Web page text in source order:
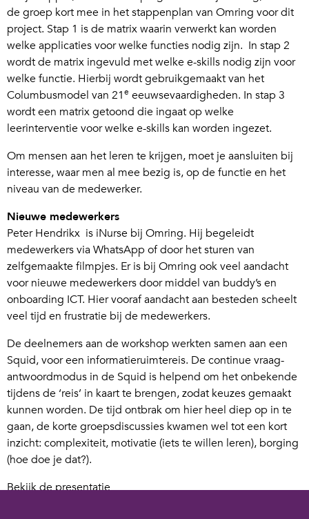
de groep kort mee in het stappenplan van Omring voor dit
project. Stap 1 is de matrix waarin verwerkt kan worden
welke applicaties voor welke functies nodig zijn. In stap 2
wordt de matrix ingevuld met welke e-skills nodig zijn voor
welke functie. Hierbij wordt gebruikgemaakt van het
Columbusmodel van 21e eeuwsevaardigheden. In stap 3
wordt een matrix getoond die ingaat op welke
leerinterventie voor welke e-skills kan worden ingezet.
Om mensen aan het leren te krijgen, moet je aansluiten bij
interesse, waar men al mee bezig is, op de functie en het
niveau van de medewerker.
Nieuwe medewerkers
Peter Hendrikx is iNurse bij Omring. Hij begeleidt
medewerkers via WhatsApp of door het sturen van
zelfgemaakte filmpjes. Er is bij Omring ook veel aandacht
voor nieuwe medewerkers door middel van buddy’s en
onboarding ICT. Hier vooraf aandacht aan besteden scheelt
veel tijd en frustratie bij de medewerkers.
De deelnemers aan de workshop werkten samen aan een
Squid, voor een informatieruimtereis. De continue vraag-
antwoordmodus in de Squid is helpend om het onbekende
tijdens de ‘reis’ in kaart te brengen, zodat keuzes gemaakt
kunnen worden. De tijd ontbrak om hier heel diep op in te
gaan, de korte groepsdiscussies kwamen wel tot een kort
inzicht: complexiteit, motivatie (iets te willen leren), borging
(hoe doe je dat?).
Bekijk de presentatie